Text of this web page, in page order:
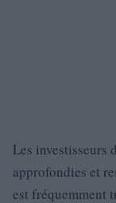
Les investisseurs
approfondies et
est fréquemment